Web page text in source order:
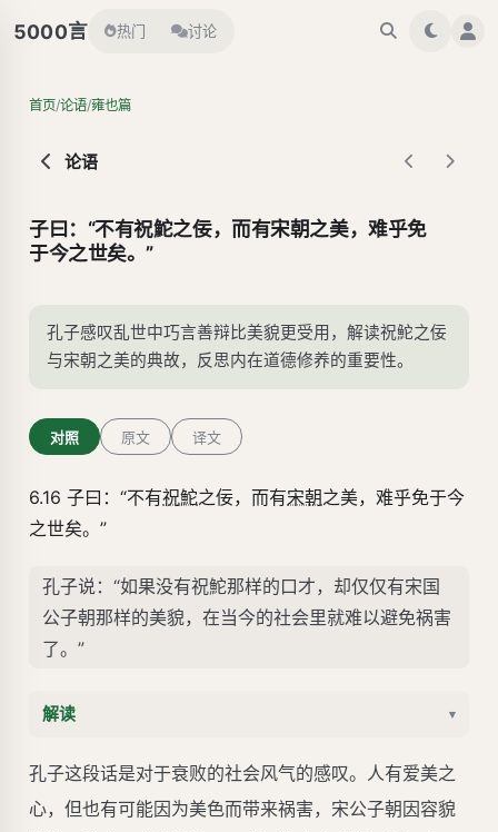
5000言 热门 讨论
首页/论语/雍也篇
论语
子曰：“不有祝鮀之佞，而有宋朝之美，难乎免
于今之世矣。”
孔子感叹乱世中巧言善辩比美貌更受用，解读祝鮀之佞
与宋朝之美的典故，反思内在道德修养的重要性。
对照 原文 译文
6.16 子曰：“不有祝鮀之佞，而有宋朝之美，难乎免于今
之世矣。”
孔子说：“如果没有祝鮀那样的口才，却仅仅有宋国
公子朝那样的美貌，在当今的社会里就难以避免祸害
了。”
解读 ▾
孔子这段话是对于衰败的社会风气的感叹。人有爱美之
心，但也有可能因为美色而带来祸害，宋公子朝因容貌